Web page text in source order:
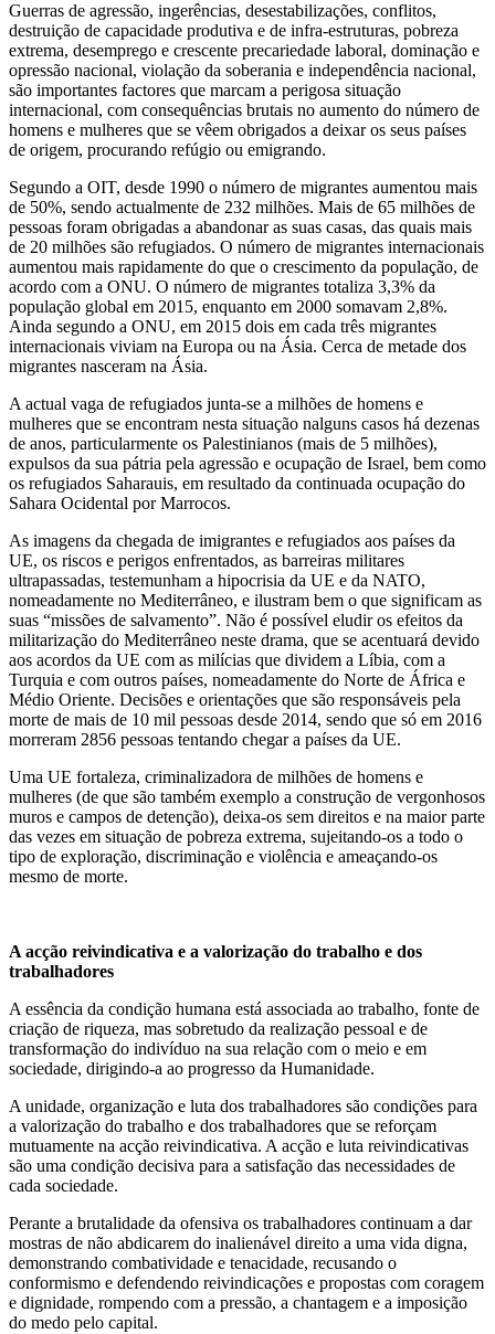
Guerras de agressão, ingerências, desestabilizações, conflitos,
destruição de capacidade produtiva e de infra-estruturas, pobreza
extrema, desemprego e crescente precariedade laboral, dominação e
opressão nacional, violação da soberania e independência nacional,
são importantes factores que marcam a perigosa situação
internacional, com consequências brutais no aumento do número de
homens e mulheres que se vêem obrigados a deixar os seus países
de origem, procurando refúgio ou emigrando.
Segundo a OIT, desde 1990 o número de migrantes aumentou mais
de 50%, sendo actualmente de 232 milhões. Mais de 65 milhões de
pessoas foram obrigadas a abandonar as suas casas, das quais mais
de 20 milhões são refugiados. O número de migrantes internacionais
aumentou mais rapidamente do que o crescimento da população, de
acordo com a ONU. O número de migrantes totaliza 3,3% da
população global em 2015, enquanto em 2000 somavam 2,8%.
Ainda segundo a ONU, em 2015 dois em cada três migrantes
internacionais viviam na Europa ou na Ásia. Cerca de metade dos
migrantes nasceram na Ásia.
A actual vaga de refugiados junta-se a milhões de homens e
mulheres que se encontram nesta situação nalguns casos há dezenas
de anos, particularmente os Palestinianos (mais de 5 milhões),
expulsos da sua pátria pela agressão e ocupação de Israel, bem como
os refugiados Saharauis, em resultado da continuada ocupação do
Sahara Ocidental por Marrocos.
As imagens da chegada de imigrantes e refugiados aos países da
UE, os riscos e perigos enfrentados, as barreiras militares
ultrapassadas, testemunham a hipocrisia da UE e da NATO,
nomeadamente no Mediterrâneo, e ilustram bem o que significam as
suas “missões de salvamento”. Não é possível eludir os efeitos da
militarização do Mediterrâneo neste drama, que se acentuará devido
aos acordos da UE com as milícias que dividem a Líbia, com a
Turquia e com outros países, nomeadamente do Norte de África e
Médio Oriente. Decisões e orientações que são responsáveis pela
morte de mais de 10 mil pessoas desde 2014, sendo que só em 2016
morreram 2856 pessoas tentando chegar a países da UE.
Uma UE fortaleza, criminalizadora de milhões de homens e
mulheres (de que são também exemplo a construção de vergonhosos
muros e campos de detenção), deixa-os sem direitos e na maior parte
das vezes em situação de pobreza extrema, sujeitando-os a todo o
tipo de exploração, discriminação e violência e ameaçando-os
mesmo de morte.
A acção reivindicativa e a valorização do trabalho e dos
trabalhadores
A essência da condição humana está associada ao trabalho, fonte de
criação de riqueza, mas sobretudo da realização pessoal e de
transformação do indivíduo na sua relação com o meio e em
sociedade, dirigindo-a ao progresso da Humanidade.
A unidade, organização e luta dos trabalhadores são condições para
a valorização do trabalho e dos trabalhadores que se reforçam
mutuamente na acção reivindicativa. A acção e luta reivindicativas
são uma condição decisiva para a satisfação das necessidades de
cada sociedade.
Perante a brutalidade da ofensiva os trabalhadores continuam a dar
mostras de não abdicarem do inalienável direito a uma vida digna,
demonstrando combatividade e tenacidade, recusando o
conformismo e defendendo reivindicações e propostas com coragem
e dignidade, rompendo com a pressão, a chantagem e a imposição
do medo pelo capital.